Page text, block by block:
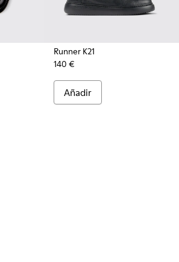
Runner K21
140 €
Añadir